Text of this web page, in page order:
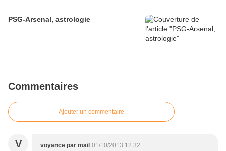
PSG-Arsenal, astrologie
Commentaires
Ajouter un commentaire
V voyance par mail 01/10/2013 12:32